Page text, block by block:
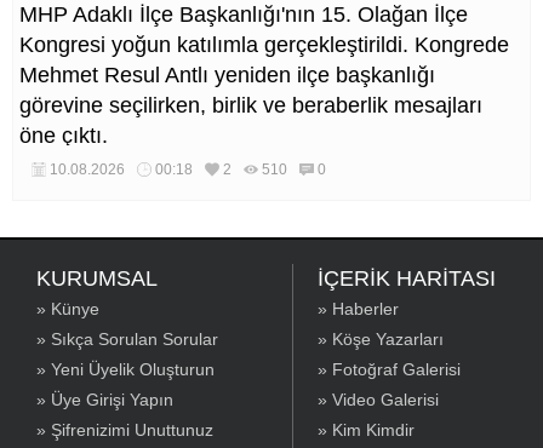
MHP Adaklı İlçe Başkanlığı'nın 15. Olağan İlçe
Kongresi yoğun katılımla gerçekleştirildi. Kongrede
Mehmet Resul Antlı yeniden ilçe başkanlığı
görevine seçilirken, birlik ve beraberlik mesajları
öne çıktı.
10.08.2026 00:18 2 510 0
KURUMSAL
» Künye
» Sıkça Sorulan Sorular
» Yeni Üyelik Oluşturun
» Üye Girişi Yapın
» Şifrenizimi Unuttunuz
İÇERİK HARİTASI
» Haberler
» Köşe Yazarları
» Fotoğraf Galerisi
» Video Galerisi
» Kim Kimdir